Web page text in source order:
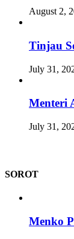
August 2,
Tinjau
July 31,
Menteri
July 31,
SOROT
Menko